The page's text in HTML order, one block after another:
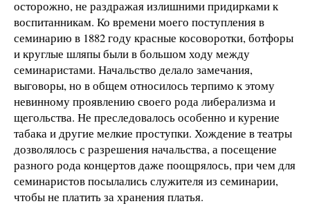
осторожно, не раздражая излишними придирками к
воспитанникам. Ко времени моего поступления в
семинарию в 1882 году красные косоворотки, ботфоры
и круглые шляпы были в большом ходу между
семинаристами. Начальство делало замечания,
выговоры, но в общем относилось терпимо к этому
невинному проявлению своего рода либерализма и
щегольства. Не преследовалось особенно и курение
табака и другие мелкие проступки. Хождение в театры
дозволялось с разрешения начальства, а посещение
разного рода концертов даже поощрялось, при чем для
семинаристов посылались служителя из семинарии,
чтобы не платить за хранения платья.